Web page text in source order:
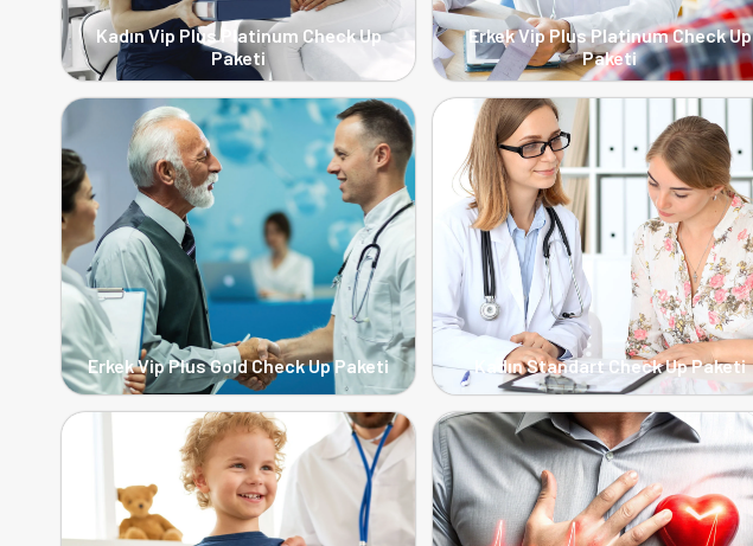
Kadın Vip Plus Platinum Check Up
Paketi
Erkek Vip Plus Platinum Check Up
Paketi
Erkek Vip Plus Gold Check Up Paketi Kadın Standart Check Up Paketi